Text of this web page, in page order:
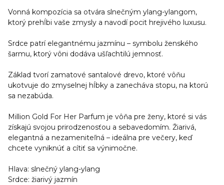
Vonná kompozícia sa otvára slnečným ylang-ylangom,
ktorý prehĺbi vaše zmysly a navodí pocit hrejivého luxusu.
Srdce patrí elegantnému jazmínu – symbolu ženského
šarmu, ktorý vôni dodáva ušľachtilú jemnosť.
Základ tvorí zamatové santalové drevo, ktoré vôňu
ukotvuje do zmyselnej hĺbky a zanecháva stopu, na ktorú
sa nezabúda.
Million Gold For Her Parfum je vôňa pre ženy, ktoré si vás
získajú svojou prirodzenosťou a sebavedomím. Žiarivá,
elegantná a nezameniteľná – ideálna pre večery, keď
chcete vyniknúť a cítiť sa výnimočne.
Hlava: slnečný ylang-ylang
Srdce: žiarivý jazmín